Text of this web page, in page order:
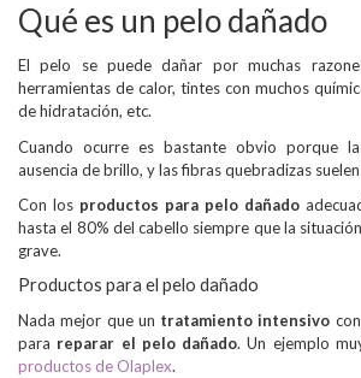
Qué es un pelo dañado
El pelo se puede dañar por muchas
herramientas de calor, tintes con muchos
de hidratación, etc.
Cuando ocurre es bastante obvio porque
ausencia de brillo, y las fibras quebradizas
Con los productos para pelo dañado
hasta el 80% del cabello siempre que la
grave.
Productos para el pelo dañado
Nada mejor que un tratamiento intensivo
para reparar el pelo dañado. Un ejemplo
productos de Olaplex.